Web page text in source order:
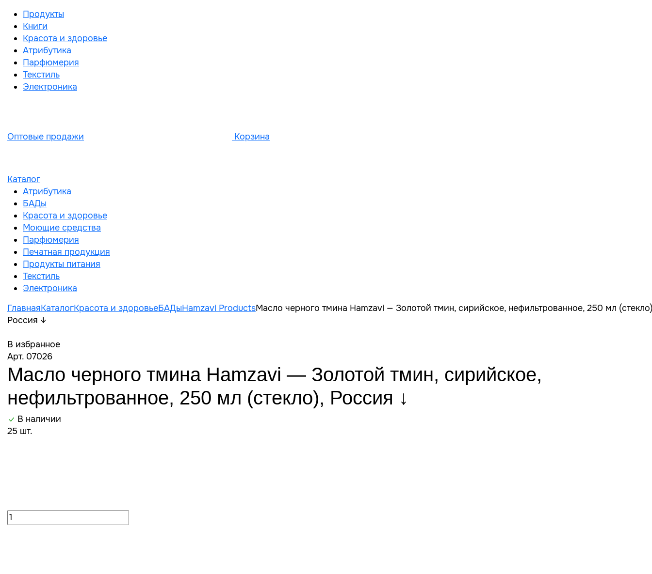
Продукты
Книги
Красота и здоровье
Атрибутика
Парфюмерия
Текстиль
Электроника
Оптовые продажи Корзина
Каталог
Атрибутика
БАДы
Красота и здоровье
Моющие средства
Парфюмерия
Печатная продукция
Продукты питания
Текстиль
Электроника
ГлавнаяКаталогКрасота и здоровьеБАДыHamzavi РroductsМасло черного тмина Hamzavi — Золотой тмин, сирийское, нефильтрованное, 250 мл
Россия ↓
В избранное
Арт. 07026
Масло черного тмина Hamzavi — Золотой тмин, сирийское,
нефильтрованное, 250 мл (стекло), Россия ↓
В наличии
25 шт.